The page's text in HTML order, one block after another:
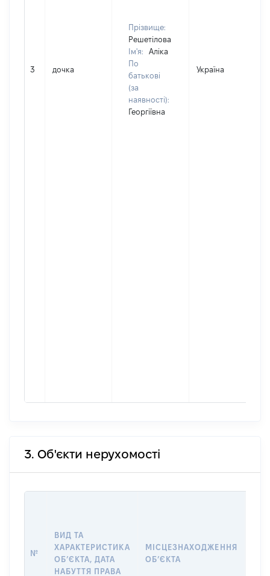
3 дочка
Прізвище:
Решетілова
Ім'я:
Аліка
По
батькові
(за
наявності):
Георгіївна
Україна
3. Об'єкти нерухомості
№
ВИД ТА
ХАРАКТЕРИСТИКА
ОБʼЄКТА, ДАТА
НАБУТТЯ ПРАВА
МІСЦЕЗНАХОДЖЕННЯ
ОБʼЄКТА